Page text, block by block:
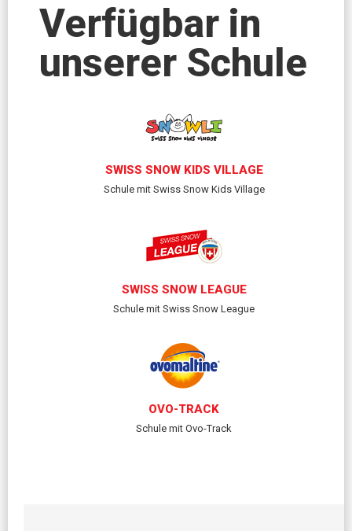
Verfügbar in
unserer Schule
SWISS SNOW KIDS VILLAGE
Schule mit Swiss Snow Kids Village
SWISS SNOW LEAGUE
Schule mit Swiss Snow League
OVO-TRACK
Schule mit Ovo-Track